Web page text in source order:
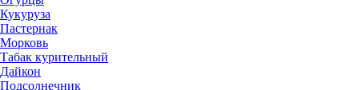
Кукуруза
Пастернак
Морковь
Табак курительный
Дайкон
Подсолнечник